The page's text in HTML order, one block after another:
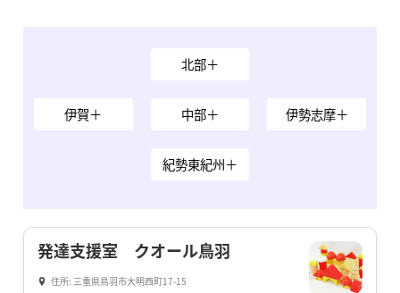
北部＋
伊賀＋ 中部＋ 伊勢志摩＋
紀勢東紀州＋
発達支援室 クオール鳥羽
住所: 三重県鳥羽市大明西町17-15